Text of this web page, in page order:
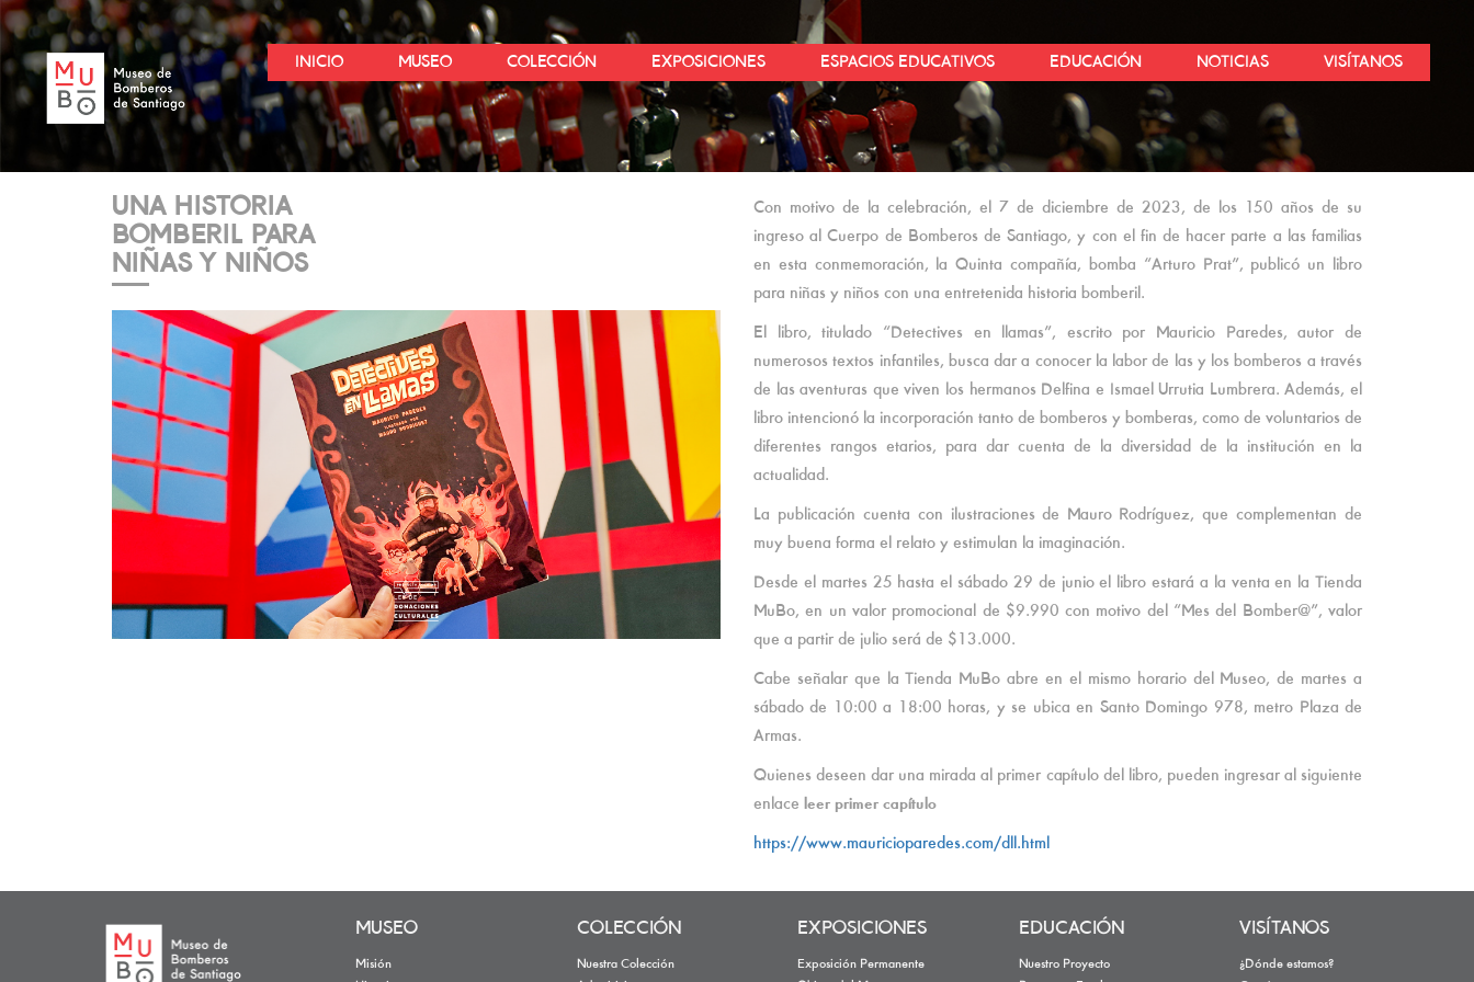
INICIO MUSEO COLECCIÓN EXPOSICIONES ESPACIOS EDUCATIVOS EDUCACIÓN NOTICIAS VISÍTANOS
UNA HISTORIA
BOMBERIL PARA
NIÑAS Y NIÑOS
Con motivo de la celebración, el 7 de diciembre de 2023, de los 150 años de su
ingreso al Cuerpo de Bomberos de Santiago, y con el fin de hacer parte a las familias
en esta conmemoración, la Quinta compañía, bomba “Arturo Prat”, publicó un libro
para niñas y niños con una entretenida historia bomberil.
El libro, titulado “Detectives en llamas”, escrito por Mauricio Paredes, autor de
numerosos textos infantiles, busca dar a conocer la labor de las y los bomberos a través
de las aventuras que viven los hermanos Delfina e Ismael Urrutia Lumbrera. Además, el
libro intencionó la incorporación tanto de bomberos y bomberas, como de voluntarios de
diferentes rangos etarios, para dar cuenta de la diversidad de la institución en la
actualidad.
La publicación cuenta con ilustraciones de Mauro Rodríguez, que complementan de
muy buena forma el relato y estimulan la imaginación.
Desde el martes 25 hasta el sábado 29 de junio el libro estará a la venta en la Tienda
MuBo, en un valor promocional de $9.990 con motivo del “Mes del Bomber@”, valor
que a partir de julio será de $13.000.
Cabe señalar que la Tienda MuBo abre en el mismo horario del Museo, de martes a
sábado de 10:00 a 18:00 horas, y se ubica en Santo Domingo 978, metro Plaza de
Armas.
Quienes deseen dar una mirada al primer capítulo del libro, pueden ingresar al siguiente
enlace leer primer capítulo
https://www.mauricioparedes.com/dll.html
MUSEO
Misión
COLECCIÓN
Nuestra Colección
EXPOSICIONES
Exposición Permanente
EDUCACIÓN
Nuestro Proyecto
VISÍTANOS
¿Dónde estamos?